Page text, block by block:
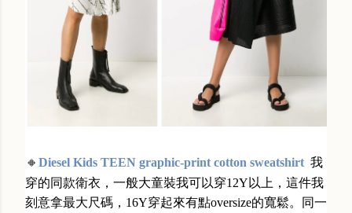
🔸 Diesel Kids TEEN graphic-print cotton sweatshirt 我
穿的同款衛衣，一般大童裝我可以穿12Y以上，這件我
刻意拿最大尺碼，16Y穿起來有點oversize的寬鬆。同一